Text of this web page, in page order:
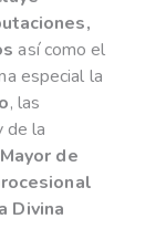
así como el
especial la
, las
de la
de
Divina